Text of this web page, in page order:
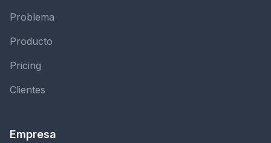
Problema
Producto
Pricing
Clientes
Empresa